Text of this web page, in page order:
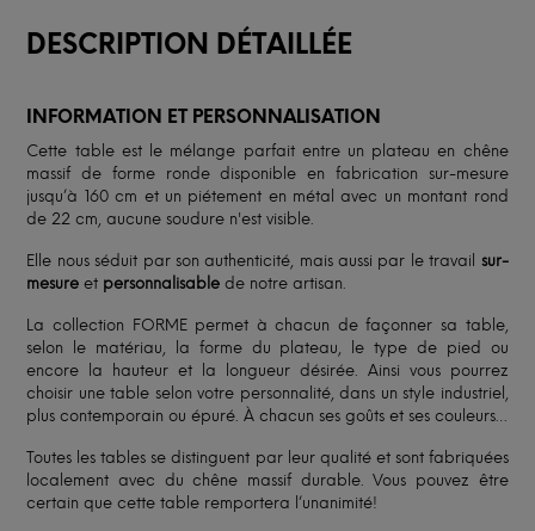
DESCRIPTION DÉTAILLÉE
INFORMATION ET PERSONNALISATION
Cette table est le mélange parfait entre un plateau en chêne
massif de forme ronde disponible en fabrication sur-mesure
jusqu’à 160 cm et un piétement en métal avec un montant rond
de 22 cm, aucune soudure n'est visible.
Elle nous séduit par son authenticité, mais aussi par le travail sur-
mesure et personnalisable de notre artisan.
La collection FORME permet à chacun de façonner sa table,
selon le matériau, la forme du plateau, le type de pied ou
encore la hauteur et la longueur désirée. Ainsi vous pourrez
choisir une table selon votre personnalité, dans un style industriel,
plus contemporain ou épuré. À chacun ses goûts et ses couleurs…
Toutes les tables se distinguent par leur qualité et sont fabriquées
localement avec du chêne massif durable. Vous pouvez être
certain que cette table remportera l’unanimité!